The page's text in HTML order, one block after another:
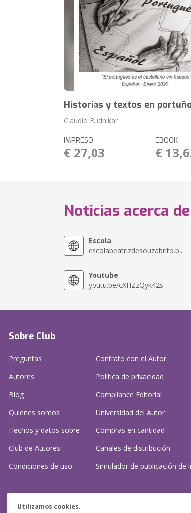
Utilizamos cookies.
Historias y textos en
Claudio Budnikar
IMPRESO
€ 27,03
EBOOK
€
Noticias acerca
Escola
escolabeatrizdesouzabrito.b...
Youtube
youtu.be/cXHZzQyk42s
Sobre Club
Preguntas
Autores
Blog
Quienes somos
Hechos y datos sobre
Club de Autores
Condiciones de uso
Contrato con el Autor
Política de privacidad
Compliance Editorial
Universidad del Autor
Compras en cantidad
Canales de distribución
Simulador de publicación de
¿Necesitas ayuda?